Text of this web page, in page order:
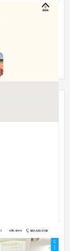
で本をめくるよ